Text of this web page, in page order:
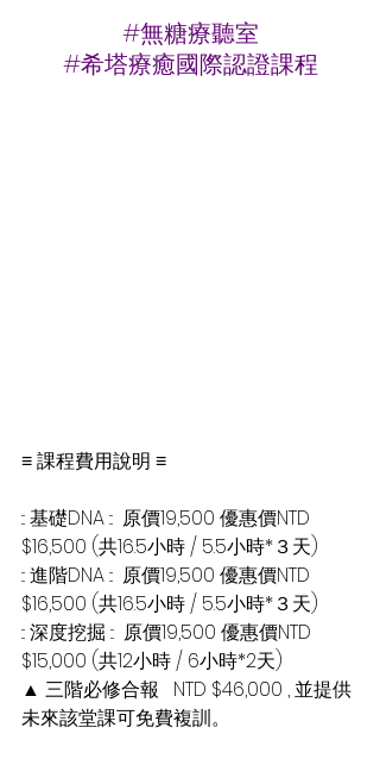
#無糖療聽室
#希塔療癒國際認證課程
≡ 課程費用說明 ≡
::: 基礎DNA :::  原價19,500 優惠價NTD
$16,500 (共16.5小時 / 5.5小時*３天)
::: 進階DNA :::  原價19,500 優惠價NTD
$16,500 (共16.5小時 / 5.5小時*３天)
::: 深度挖掘 :::  原價19,500 優惠價NTD
$15,000 (共12小時 / 6小時*2天)
▲ 三階必修合報   NTD $46,000 , 並提供
未來該堂課可免費複訓。